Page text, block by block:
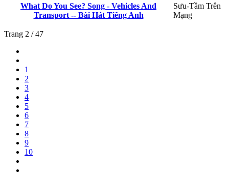
What Do You See? Song - Vehicles And
Transport -- Bài Hát Tiếng Anh
Sưu-Tầm Trên
Mạng
Trang 2 / 47
1
2
3
4
5
6
7
8
9
10